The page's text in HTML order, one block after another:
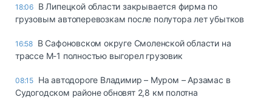
18:06 В Липецкой области закрывается фирма по
грузовым автоперевозкам после полутора лет убытков
16:58 В Сафоновском округе Смоленской области на
трассе М-1 полностью выгорел грузовик
08:15 На автодороге Владимир – Муром – Арзамас в
Судогодском районе обновят 2,8 км полотна